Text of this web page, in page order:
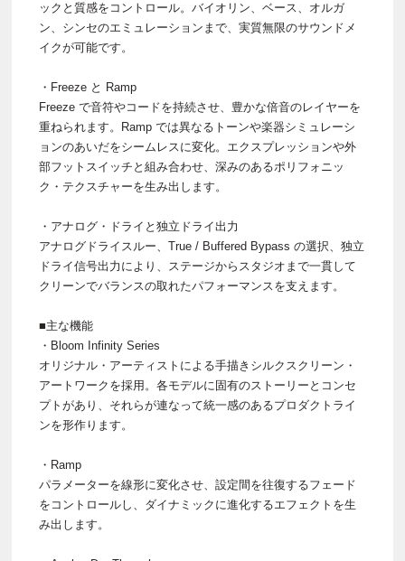
ックと質感をコントロール。バイオリン、ベース、オルガ
ン、シンセのエミュレーションまで、実質無限のサウンドメ
イクが可能です。
・Freeze と Ramp
Freeze で音符やコードを持続させ、豊かな倍音のレイヤーを
重ねられます。Ramp では異なるトーンや楽器シミュレーシ
ョンのあいだをシームレスに変化。エクスプレッションや外
部フットスイッチと組み合わせ、深みのあるポリフォニッ
ク・テクスチャーを生み出します。
・アナログ・ドライと独立ドライ出力
アナログドライスルー、True / Buffered Bypass の選択、独立
ドライ信号出力により、ステージからスタジオまで一貫して
クリーンでバランスの取れたパフォーマンスを支えます。
■主な機能
・Bloom Infinity Series
オリジナル・アーティストによる手描きシルクスクリーン・
アートワークを採用。各モデルに固有のストーリーとコンセ
プトがあり、それらが連なって統一感のあるプロダクトライ
ンを形作ります。
・Ramp
パラメーターを線形に変化させ、設定間を往復するフェード
をコントロールし、ダイナミックに進化するエフェクトを生
み出します。